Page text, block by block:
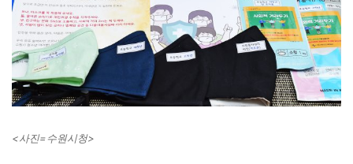
<사진=수원시청>